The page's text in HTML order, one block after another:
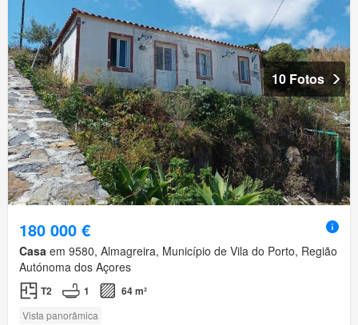
10 Fotos
180 000 €
Casa em 9580, Almagreira, Município de Vila do Porto, Região
Autónoma dos Açores
T2 1 64 m²
Vista panorâmica